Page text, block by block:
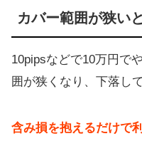
カバー範囲が狭い
10pipsなどで10万円で
囲が狭くなり、下落し
含み損を抱えるだけで